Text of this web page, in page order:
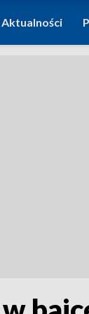
Aktualności